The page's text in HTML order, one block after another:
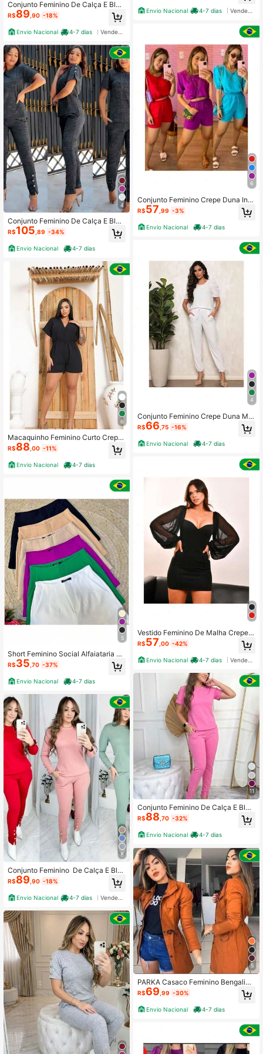
Conjunto Feminino De Calça E Blus
a Mangas Longa Jackuard
R$89 ,90 -18%
Envio Nacional 4-7 dias
4
Conjunto Feminino De Calça E Blus
a Jacquard Para Mulher Super Eleg
ante Plus Size
R$105 ,89 -34%
Envio Nacional 4-7 dias
6
Macaquinho Feminino Curto Crepe
Duna Para Mulheres Estilosa
R$88 ,00 -11%
Envio Nacional 4-7 dias
5
Short Feminino Social Alfaiataria Es
tiloso
R$35 ,70 -37%
Envio Nacional 4-7 dias
8
Conjunto Feminino De Calça E Blus
a Mangas Longa Jackuard natal
R$89 ,90 -18%
Envio Nacional 4-7 dias
Envio Nacional 4-7 dias
6
Conjunto Feminino Crepe Duna Indi
vidual De Mulher Moda Verão estilo
sa
R$57 ,99 -3%
Envio Nacional 4-7 dias
4
Conjunto Feminino Crepe Duna Mo
da Estilosa Elegante De Mulher Cal
ça e Blusa Fashion
R$66 ,75 -16%
Envio Nacional 4-7 dias
Vestido Feminino De Malha Crepe
Com Manga Transparente De Tule
R$57 ,00 -42%
Envio Nacional 4-7 dias
11
Conjunto Feminino De Calça E Blus
a De Mulher Super Elegante Jacqu
ard
R$88 ,70 -32%
Envio Nacional 4-7 dias
5
PARKA Casaco Feminino Bengaline
Sobretudo Jaqueta de Frio Moda Bl
ogueira
R$69 ,99 -30%
Envio Nacional 4-7 dias